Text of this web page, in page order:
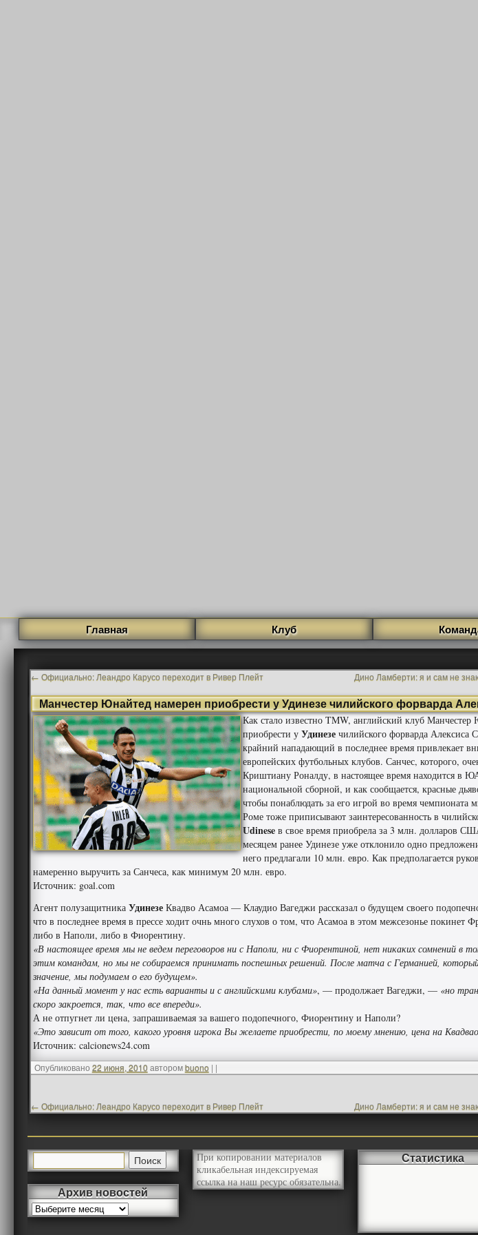
Главная Клуб
← Официально: Леандро Карусо переходит в Ривер Плейт Дино Ламберти: я и сам не
Манчестер Юнайтед намерен приобрести у Удинезе чилийского форварда
Как стало известно TMW, английский клуб Манчестер
приобрести у Удинезечилийского форварда Алексиса
крайний нападающий в последнее время привлекает
европейских футбольных клубов. Санчес, которого,
Криштиану Роналду, в настоящее время находится в
национальной сборной, и как сообщается, красные
чтобы понаблюдать за его игрой во время чемпионата
Роме тоже приписывают заинтересованность в
Udinese в свое время приобрела за 3 млн. долларов
месяцем ранее Удинезе уже отклонило одно
него предлагали 10 млн. евро. Как предполагается
намеренно выручить за Санчеса, как минимум 20 млн. евро.
Источник: goal.com
Агент полузащитника УдинезеКвадво Асамоа — Клаудио Вагеджи рассказал о будущем своего
что в последнее время в прессе ходит очнь много слухов о том, что Асамоа в этом межсезонье покинет
либо в Наполи, либо в Фиорентину.
«В настоящее время мы не ведем переговоров ни с Наполи, ни с Фиорентиной, нет никаких сомнений в
этим командам, но мы не собираемся принимать поспешных решений. После матча с Германией,
значение, мы подумаем о его будущем».
«На данный момент у нас есть варианты и с английскими клубами», — продолжает Вагеджи, — «но
скоро закроется, так, что все впереди».
А не отпугнет ли цена, запрашиваемая за вашего подопечного, Фиорентину и Наполи?
«Это зависит от того, какого уровня игрока Вы желаете приобрести, по моему мнению, цена на
Источник: calcionews24.com
Опубликовано 22 июня, 2010авторомbuono | |
← Официально: Леандро Карусо переходит в Ривер Плейт Дино Ламберти: я и сам не
Архив новостей
При копировании материалов
кликабельная индексируемая
ссылка на наш ресурс обязательна.
Статистика